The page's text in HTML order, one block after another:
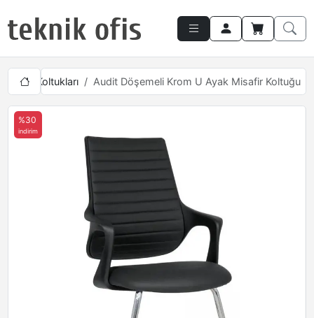
Koltukları Audit Döşemeli Krom U Ayak Misafir Koltuğu
%30
indirim